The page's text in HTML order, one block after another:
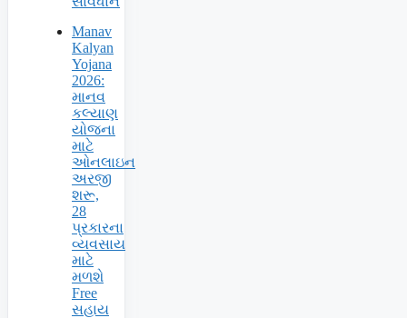
Manav
Kalyan
Yojana
2026:
માનવ
કલ્યાણ
યોજના
માટે
ઓનલાઇન
અરજી
શરૂ,
28
પ્રકારના
વ્યવસાય
માટે
મળશે
Free
સહાય